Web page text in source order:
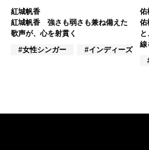
紅城帆香
紅城帆香 強さも弱さも兼ね備えた
歌声が、心を射貫く
#女性シンガー
#インディーズ
佑
佑
線